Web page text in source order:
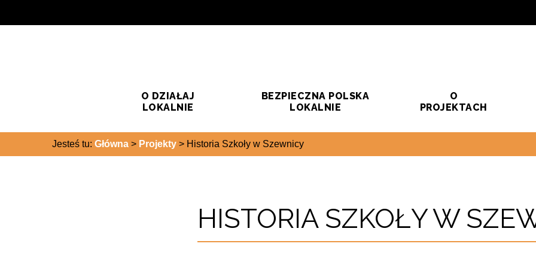
O DZIAŁAJ
LOKALNIE
BEZPIECZNA POLSKA
LOKALNIE
O
PROJEKTACH
Jesteś tu: Główna > Projekty > Historia Szkoły w Szewnicy
HISTORIA SZKOŁY W